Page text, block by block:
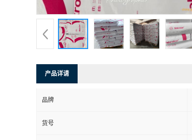
产品详请
品牌
货号